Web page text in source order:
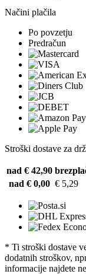
Načini plačila
Po povzetju
Predračun
Stroški dostave za
nad € 42,90
nad € 0,00 € 5,29
* Ti stroški dostave
dodatnih stroškov,
informacije najdete